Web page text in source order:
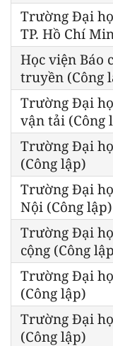
Trường Đại
TP. Hồ Chí
Học viện Báo
truyền (Công
Trường Đại
vận tải (Công
Trường Đại
(Công lập)
Trường Đại
Nội (Công lập)
Trường Đại
cộng (Công
Trường Đại
(Công lập)
Trường Đại
(Công lập)